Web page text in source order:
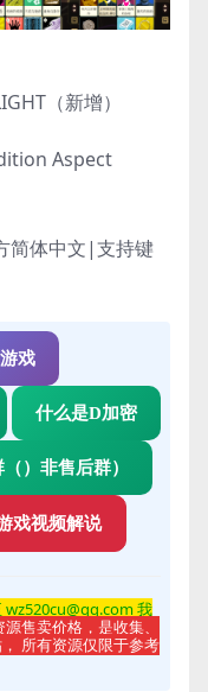
（新增）
Aspect
简体中文|支持键
戏
什么是D加密
）非售后群）
戏视频解说
我
售卖价格，是收集、
所有资源仅限于参考